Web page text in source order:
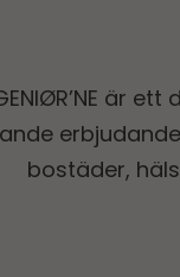
är
bostäder,